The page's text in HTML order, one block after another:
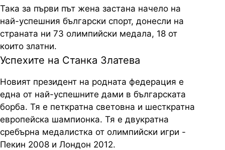
Така за първи път жена застана начело на
най-успешния български спорт, донесли на
страната ни 73 олимпийски медала, 18 от
които златни.
Успехите на Станка Златева
Новият президент на родната федерация е
една от най-успешните дами в българската
борба. Тя е петкратна световна и шесткратна
европейска шампионка. Тя е двукратна
сребърна медалистка от олимпийски игри -
Пекин 2008 и Лондон 2012.